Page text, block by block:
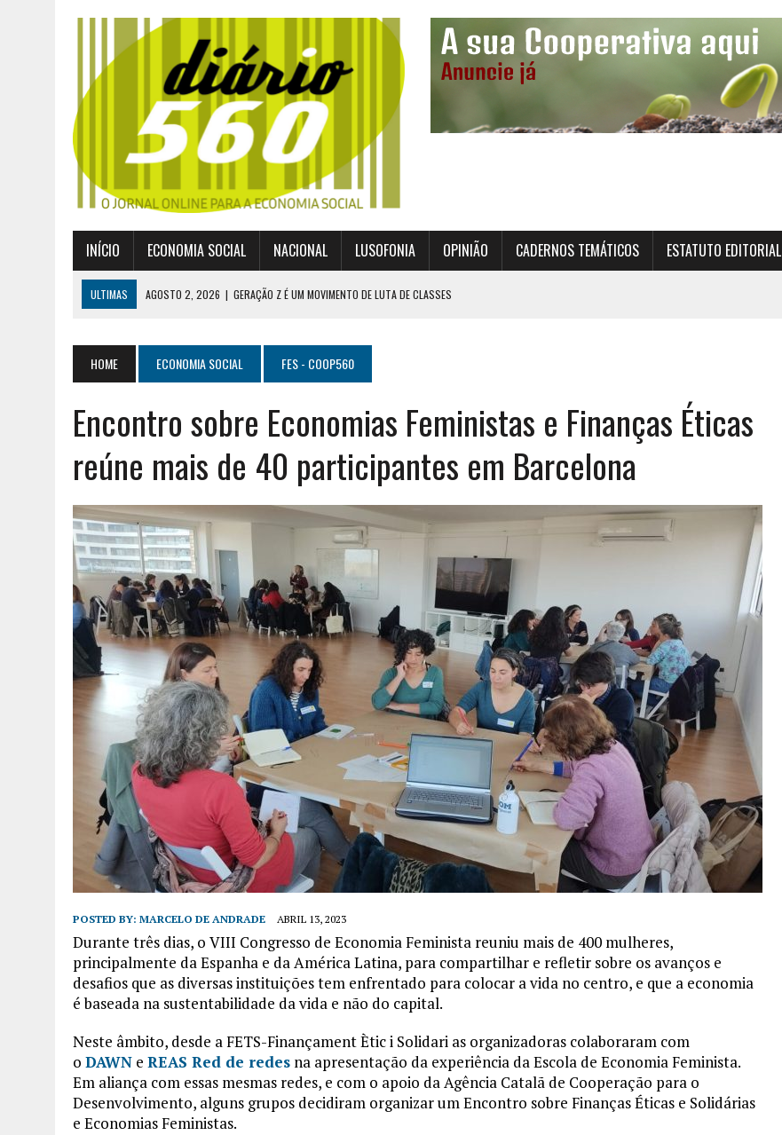
INÍCIO ECONOMIA SOCIAL NACIONAL LUSOFONIA OPINIÃO CADERNOS TEMÁTICOS ESTATUTO EDITORIAL
ULTIMAS AGOSTO 2, 2026 | GERAÇÃO Z É UM MOVIMENTO DE LUTA DE CLASSES
JULHO 26, 2026 | UM MARCO QUE REDEFINE O COOPERATIVISMO GLOBAL
AGOSTO 6, 2026
UM ENTRE MUITOS
HOME ECONOMIA SOCIAL FES - COOP560
Encontro sobre Economias Feministas e Finanças Éticas
reúne mais de 40 participantes em Barcelona
POSTED BY: MARCELO DE ANDRADE ABRIL 13, 2023
Durante três dias, o VIII Congresso de Economia Feminista reuniu mais de 400 mulheres,
principalmente da Espanha e da América Latina, para compartilhar e refletir sobre os avanços e
desafios que as diversas instituições tem enfrentado para colocar a vida no centro, e que a economia
é baseada na sustentabilidade da vida e não do capital.
Neste âmbito, desde a FETS-Finançament Ètic i Solidari as organizadoras colaboraram com
o DAWN e REAS Red de redes na apresentação da experiência da Escola de Economia Feminista.
Em aliança com essas mesmas redes, e com o apoio da Agência Catalã de Cooperação para o
Desenvolvimento, alguns grupos decidiram organizar um Encontro sobre Finanças Éticas e Solidárias
e Economias Feministas.